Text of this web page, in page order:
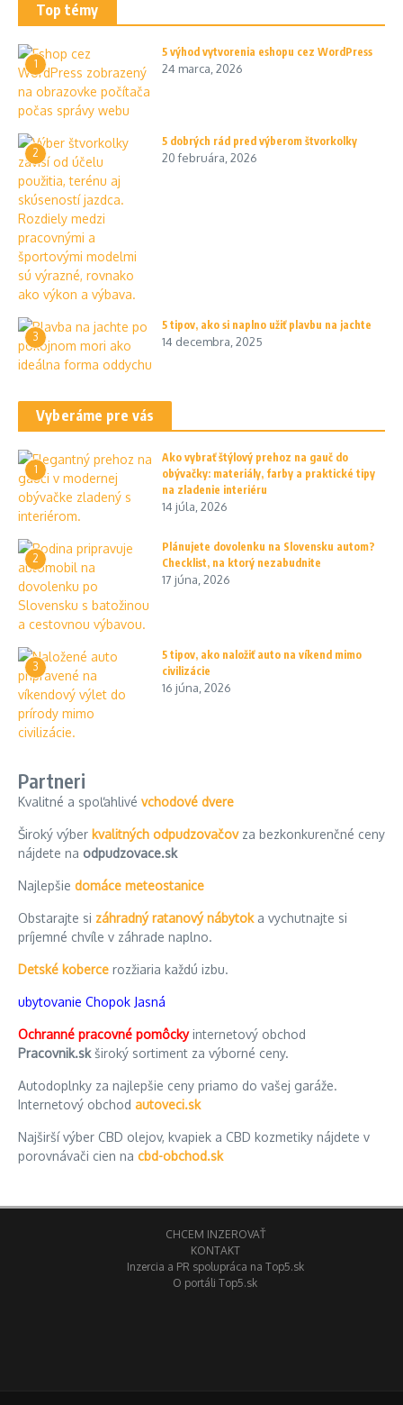
Top témy
1
5 výhod vytvorenia eshopu cez WordPress
24 marca, 2026
2
5 dobrých rád pred výberom štvorkolky
20 februára, 2026
3
5 tipov, ako si naplno užiť plavbu na jachte
14 decembra, 2025
Vyberáme pre vás
1
Ako vybrať štýlový prehoz na gauč do
obývačky: materiály, farby a praktické tipy
na zladenie interiéru
14 júla, 2026
2
Plánujete dovolenku na Slovensku autom?
Checklist, na ktorý nezabudnite
17 júna, 2026
3
5 tipov, ako naložiť auto na víkend mimo
civilizácie
16 júna, 2026
Partneri
Kvalitné a spoľahlivé vchodové dvere
Široký výber kvalitných odpudzovačovza bezkonkurenčné ceny
nájdete na odpudzovace.sk
Najlepšie domáce meteostanice
Obstarajte si záhradný ratanový nábytoka vychutnajte si
príjemné chvíle v záhrade naplno.
Detské koberce rozžiaria každú izbu.
ubytovanie Chopok Jasná
Ochranné pracovné pomôckyinternetový obchod
Pracovnik.skširoký sortiment za výborné ceny.
Autodoplnky za najlepšie ceny priamo do vašej garáže.
Internetový obchod autoveci.sk
Najširší výber CBD olejov, kvapiek a CBD kozmetiky nájdete v
porovnávači cien na cbd-obchod.sk
CHCEM INZEROVAŤ
KONTAKT
Inzercia a PR spolupráca na Top5.sk
O portáli Top5.sk